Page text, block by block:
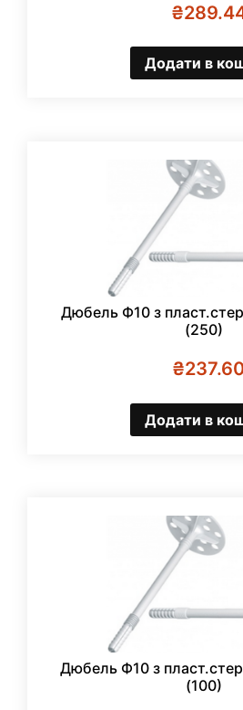
₴
Додати в
Дюбель Ф10 з
(250)
₴
Додати в
Дюбель Ф10 з
(100)